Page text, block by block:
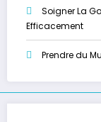
Soigner La
Efficacement
Prendre du